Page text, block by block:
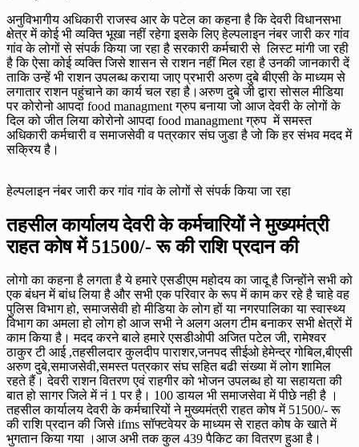
अनुविभागीय अधिकारी राजस्व आर के पटेल का कहना है कि देवरी विधानसभा
क्षेत्र में कोई भी व्यक्ति भूखा नहीं रहेगा इसके लिए हेल्पलाइन नंबर जारी कर गांव
गांव के लोगों से संपर्क किया जा रहा है सरकारी कर्मचारी से लिस्ट मांगी जा रही
है कि ऐसा कोई व्यक्ति जिसे शासन से राशन नहीं मिल रहा है उनकी जानकारी दें
ताकि उन्हें भी राशन उपलब्ध कराया जाए प्रभारी अरुण दुबे बीएसी के माध्यम से
लगातार राशन पहुंचाने का कार्य चल रहा है।अरुण दुबे जी द्वारा सोसल मीडिया
पर कोरोनो आपदा food managment ग्रुप बनाया जो आज देवरी के लोगों के
दिल को जीत लिया कोरोनो आपदा food managment ग्रुप में समस्त
अधिकारी कर्मचारी व समाजसेवी व पत्रकार संघ जुडा है जो कि हर संभव मदद में
सक्रिय है।
हेल्पलाइन नंबर जारी कर गांव गांव के लोगों से संपर्क किया जा रहा
तहसील कार्यालय देवरी के कर्मचारियों ने मुख्यमंत्री
राहत कोष में 51500/- रू की राशि प्रदान की
लोगो का कहना है लगता है ये हमारे एसडीएम महोदय का जादू है जिन्होंने सभी को
एक बंधन में बांध लिया है और सभी एक परिवार के रूप में काम कर रहे है चाहे वह
पुलिस विभाग हो, समाजसेवी हो मीडिया के लोग हों या नगरपालिका या स्वास्थ्य
विभाग का अमला हो लोग हो आज सभी ने अलग अलग टीम बनाकर सभी क्षेत्रों में
काम किया है। मदद करने बाले हमारे एसडीओपी अजित पटेल जी, रामेश्वर
ठाकुर टी आई ,तहसीलदार कुलदीप पाराशर,जनपद सीईओ हेमेन्द्र गोबिल,बीएसी
अरुण दुबे,समाजसेवी,समस्त पत्रकार संघ सहित बढी संख्या में लोग शामिल
रहते हैं। देवरी राशन वितरण एवं राहगीर को भोजन उपलब्ध हो या सहायता की
बात हो सागर जिले में नं 1 पर है। 100 डायल भी समाजसेवा में पीछे नही है ।
तहसील कार्यालय देवरी के कर्मचारियों ने मुख्यमंत्री राहत कोष में 51500/- रू
की राशि प्रदान की जिसे ifms सॉफ्टवेयर के माध्यम से राहत कोष के खाते में
भुगतान किया गया ।आज अभी तक कुल 439 पैकिट का वितरण हुआ है।